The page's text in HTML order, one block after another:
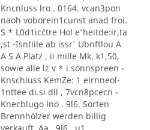
Kncnluss lro . 0164. vcan3pon
naoh voborein1cunst anad froi.
S * L0d1ic´ctre Hol e'heitde:ir,ta
,st -Isntiile ab issr' Ubnftlou A
A S A Platz , ii mille Mk. k1,50,
sowie alle lz v * i sonnspreen -
Knschluss KemZe: 1 eirnneol-
1nttee di.si dll , 7vcn8pcecn -
Knecblugo lno . 9l6. Sorten
Brennhölzer werden billig
verkauft. Aa . 9l6 . u1